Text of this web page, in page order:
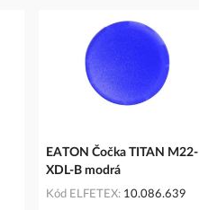
EATON Čočka TITAN M22-
XDL-B modrá
Kód ELFETEX 10.086.639